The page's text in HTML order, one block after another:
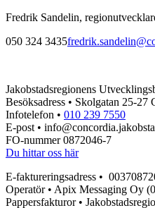
Fredrik Sandelin,
050 324 3435
Jakobstadsregionens
Besöksadress • Skolgatan 25-
Infotelefon • 010 239 7550
E-post •
FO-nummer 0872046-7
Du hittar oss här
E-faktureringsadress •
Operatör • Apix Messaging Oy
Pappersfakturor •